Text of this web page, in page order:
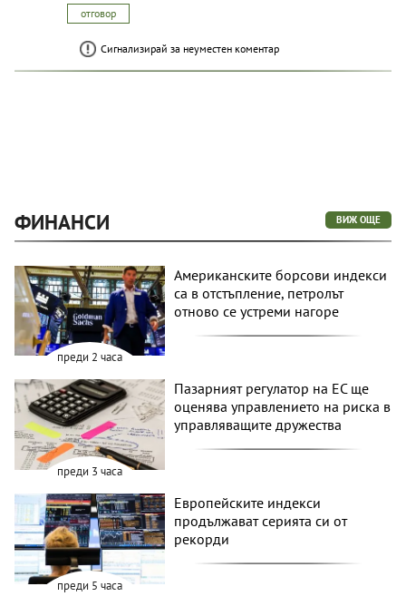
отговор
Сигнализирай за неуместен коментар
ФИНАНСИ ВИЖ ОЩЕ
преди 2 часа
Американските борсови индекси
са в отстъпление, петролът
отново се устреми нагоре
преди 3 часа
Пазарният регулатор на ЕС ще
оценява управлението на риска в
управляващите дружества
преди 5 часа
Европейските индекси
продължават серията си от
рекорди